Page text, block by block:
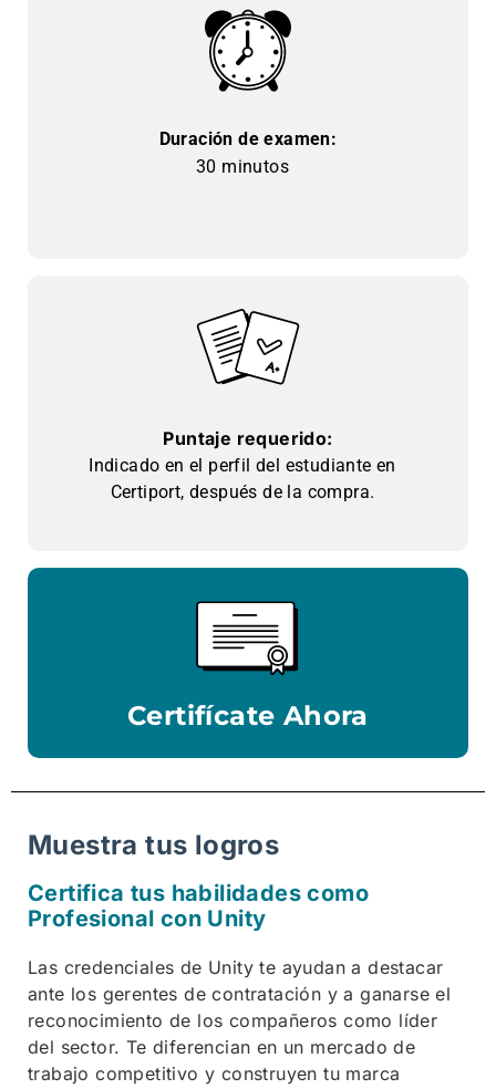
Duración de examen:
30 minutos
Puntaje requerido:
Indicado en el perfil del estudiante en
Certiport, después de la compra.
Certifícate Ahora
Muestra tus logros
Certifica tus habilidades como
Profesional con Unity
Las credenciales de Unity te ayudan a destacar
ante los gerentes de contratación y a ganarse el
reconocimiento de los compañeros como líder
del sector. Te diferencian en un mercado de
trabajo competitivo y construyen tu marca